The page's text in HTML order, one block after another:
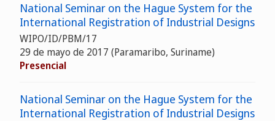
National Seminar on the Hague System for the
International Registration of Industrial Designs
WIPO/ID/PBM/17
29 de mayo de 2017 (Paramaribo, Suriname)
Presencial
National Seminar on the Hague System for the
International Registration of Industrial Designs